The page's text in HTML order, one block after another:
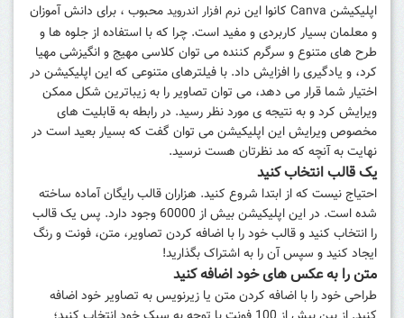
اپلیکیشن Canva کانوا این نرم افزار اندروید محبوب ، برای دانش‌ آموزان
و معلمان بسیار کاربردی و مفید است. چرا که با استفاده از جلوه‌ ها و
طرح‌ های متنوع و سرگرم‌ کننده می‌ توان کلاسی مهیج و انگیزشی مهیا
کرد، و یادگیری را افزایش داد. با فیلترهای متنوعی که این اپلیکیشن در
اختیار شما قرار می‌ دهد، می‌ توان تصاویر را به زیباترین شکل ممکن
ویرایش کرد و به نتیجه‌ ی مورد نظر رسید. در رابطه به قابلیت‌ های
مخصوص ویرایش این اپلیکیشن می‌ توان گفت که بسیار بعید است در
نهایت به آنچه که مد نظرتان هست نرسید.
یک قالب انتخاب کنید
احتیاج نیست که از ابتدا شروع کنید. هزاران قالب رایگان آماده ساخته
شده است. در این اپلیکیشن بیش از 60000 وجود دارد. پس یک قالب
را انتخاب کنید و قالب خود را با اضافه کردن تصاویر، متن، فونت و رنگ
ایجاد کنید و سپس آن را به اشتراک بگذارید!
متن را به عکس های خود اضافه کنید
طراحی خود را با اضافه کردن متن یا زیرنویس به تصاویر خود اضافه